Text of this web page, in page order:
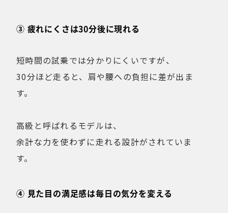
③ 疲れにくさは30分後に現れる
短時間の試乗では分かりにくいですが、
30分ほど走ると、肩や腰への負担に差が出ま
す。
高級と呼ばれるモデルは、
余計な力を使わずに走れる設計がされていま
す。
④ 見た目の満足感は毎日の気分を変える